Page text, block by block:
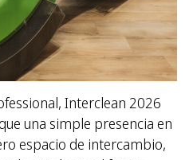
Interclean 2026
una simple presencia en
espacio de intercambio,